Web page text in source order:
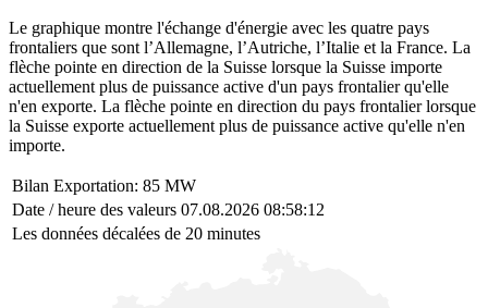
Le graphique montre l'échange d'énergie avec les quatre pays
frontaliers que sont l’Allemagne, l’Autriche, l’Italie et la France. La
flèche pointe en direction de la Suisse lorsque la Suisse importe
actuellement plus de puissance active d'un pays frontalier qu'elle
n'en exporte. La flèche pointe en direction du pays frontalier lorsque
la Suisse exporte actuellement plus de puissance active qu'elle n'en
importe.
Bilan Exportation: 85 MW
Date / heure des valeurs 07.08.2026 08:58:12
Les données décalées de 20 minutes